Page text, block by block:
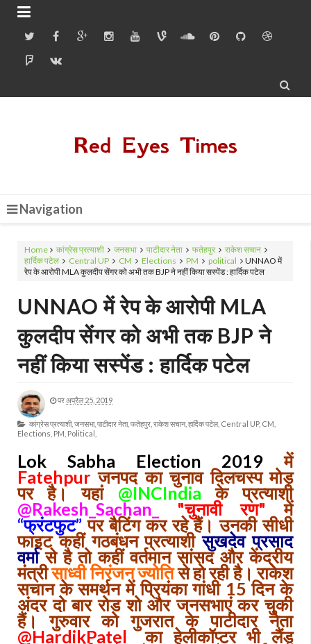


Red Eyes Times
Navigation
Home कांग्रेस प्रत्याशी जनसभा पाटीदार नेता फतेहपुर
राकेश सचान
हार्दिक पटेल
Central UP CM Elections PM political
UNNAO में
रेप के आरोपी MLA कुलदीप सेंगर को अभी तक BJP ने नहीं किया सस्पेंड : हार्दिक पटेल
UNNAO में रेप के आरोपी MLA
कुलदीप सेंगर को अभी तक BJP ने
नहीं किया सस्पेंड : हार्दिक पटेल
परअप्रैल 25, 2019
कांग्रेस प्रत्याशी, जनसभा, पाटीदार नेता, फतेहपुर, राकेश सचान, हार्दिक पटेल, Central UP, CM,
Elections, PM, Political,
Lok Sabha Election 2019 में
Fatehpur जनपद का चुनाव दिलचस्प मोड़
पर है। यहां @INCIndia के प्रत्याशी
@Rakesh_Sachan_ "चुनावी रण" में
“फ्रंटफुट” पर बैटिंग कर रहे हैं। उनकी सीधी
फाइट कहीं गठबंधन प्रत्याशीसुखदेव प्रसाद
वर्मासे है तो कहीं वर्तमान सांसद और केंद्रीय
मंत्रीसाध्वी निरंजन ज्योतिसे हो रही है। राकेश
सचान के समर्थन में प्रियंका गांधी 15 दिन के
अंदर दो बार रोड शो और जनसभाएं कर चुकी
हैं। गुरुवार को गुजरात के पाटीदार नेता
@HardikPatel_का हेलीकॉप्टर भी लैंड